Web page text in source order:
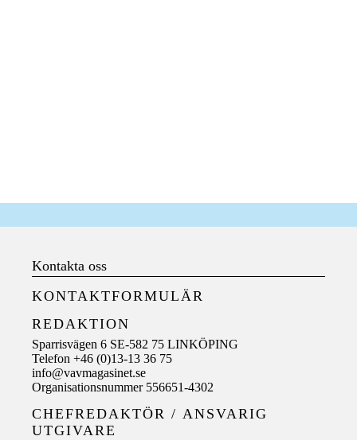
Kontakta oss
KONTAKTFORMULÄR
REDAKTION
Sparrisvägen 6 SE-582 75 LINKÖPING
Telefon +46 (0)13-13 36 75
info@vavmagasinet.se
Organisationsnummer 556651-4302
CHEFREDAKTÖR / ANSVARIG
UTGIVARE